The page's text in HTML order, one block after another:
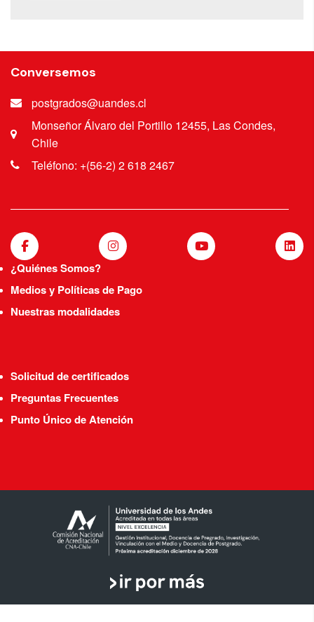
Conversemos
postgrados@uandes.cl
Monseñor Álvaro del Portillo 12455, Las Condes,
Chile
Teléfono: +(56-2) 2 618 2467
¿Quiénes Somos?
Medios y Políticas de Pago
Nuestras modalidades
Solicitud de certificados
Preguntas Frecuentes
Punto Único de Atención